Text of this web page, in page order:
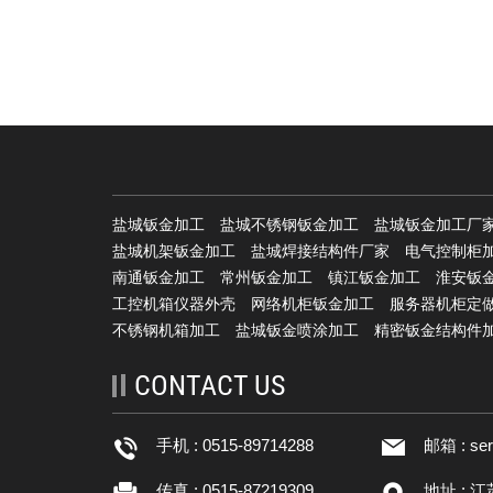
盐城钣金加工 盐城不锈钢钣金加工 盐城钣金加工厂
盐城机架钣金加工
盐城焊接结构件厂家 电气控制柜
南通钣金加工
常州钣金加工 镇江钣金加工 淮安钣
工控机箱仪器外壳
网络机柜钣金加工 服务器机柜定
不锈钢机箱加工
盐城钣金喷涂加工 精密钣金结构件
CONTACT US
手机 : 0515-89714288 邮箱 :